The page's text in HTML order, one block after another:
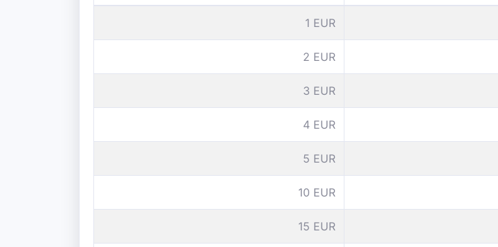
1 EUR
2 EUR
3 EUR
4 EUR
5 EUR
10 EUR
15 EUR